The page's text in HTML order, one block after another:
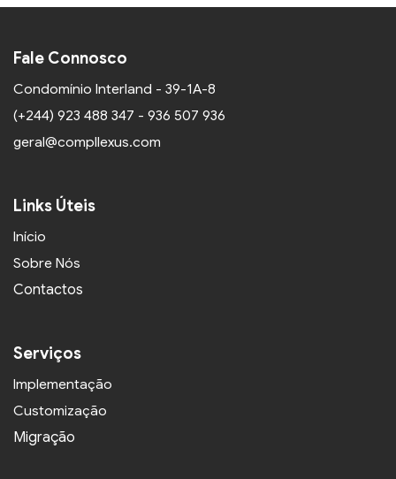
Fale Connosco
Condomínio Interland - 39-1A-8
(+244) 923 488 347 - 936 507 936
geral@compllexus.com
Links Úteis
Início
Sobre Nós
Contactos
Serviços
Implementação
Customização
Migração